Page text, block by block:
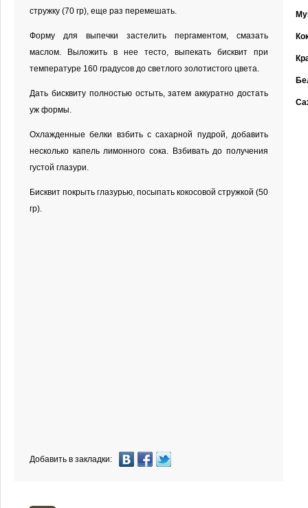
стружку (70 гр), еще раз перемешать.
Форму для выпечки застелить пергаментом, смазать
маслом. Выложить в нее тесто, выпекать бисквит при
температуре 160 градусов до светлого золотистого цвета.
Дать бисквиту полностью остыть, затем аккуратно достать
уж формы.
Охлажденные белки взбить с сахарной пудрой, добавить
несколько капель лимонного сока. Взбивать до получения
густой глазури.
Бисквит покрыть глазурью, посыпать кокосовой стружкой (50
гр).
Добавить в закладки: